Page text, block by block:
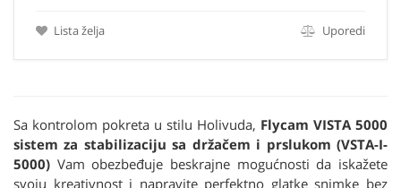
Lista želja Uporedi
Sa kontrolom pokreta u stilu Holivuda, Flycam VISTA 5000
sistem za stabilizaciju sa držačem i prslukom (VSTA-I-
5000) Vam obezbeđuje beskrajne mogućnosti da iskažete
svoju kreativnost i napravite perfektno glatke snimke bez